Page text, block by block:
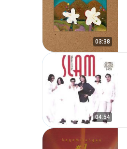
03:38
04:54